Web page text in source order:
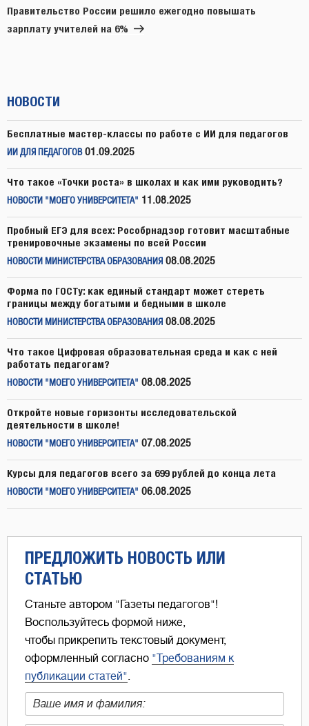
запись
Правительство России решило ежегодно повышать
зарплату учителей на 6%
НОВОСТИ
Бесплатные мастер-классы по работе с ИИ для педагогов
ИИ ДЛЯ ПЕДАГОГОВ 01.09.2025
Что такое «Точки роста» в школах и как ими руководить?
НОВОСТИ "МОЕГО УНИВЕРСИТЕТА" 11.08.2025
Пробный ЕГЭ для всех: Рособрнадзор готовит масштабные
тренировочные экзамены по всей России
НОВОСТИ МИНИСТЕРСТВА ОБРАЗОВАНИЯ 08.08.2025
Форма по ГОСТу: как единый стандарт может стереть
границы между богатыми и бедными в школе
НОВОСТИ МИНИСТЕРСТВА ОБРАЗОВАНИЯ 08.08.2025
Что такое Цифровая образовательная среда и как с ней
работать педагогам?
НОВОСТИ "МОЕГО УНИВЕРСИТЕТА" 08.08.2025
Откройте новые горизонты исследовательской
деятельности в школе!
НОВОСТИ "МОЕГО УНИВЕРСИТЕТА" 07.08.2025
Курсы для педагогов всего за 699 рублей до конца лета
НОВОСТИ "МОЕГО УНИВЕРСИТЕТА" 06.08.2025
ПРЕДЛОЖИТЬ НОВОСТЬ ИЛИ
СТАТЬЮ
Станьте автором "Газеты педагогов"!
Воспользуйтесь формой ниже,
чтобы прикрепить текстовый документ,
оформленный согласно "Требованиям к
публикации статей"